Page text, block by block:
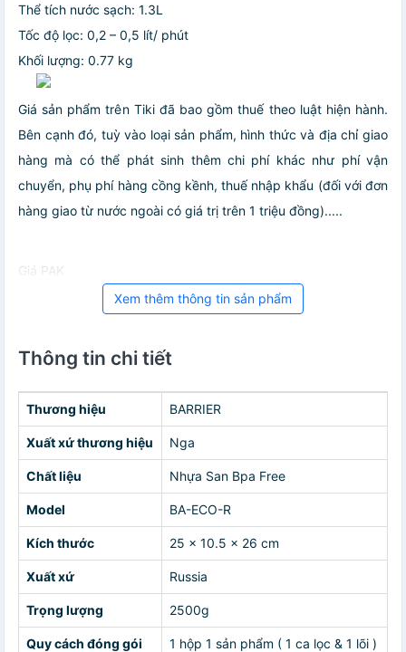
Thể tích nước sạch: 1.3L
Tốc độ lọc: 0,2 – 0,5 lít/ phút
Khối lượng: 0.77 kg
Giá sản phẩm trên Tiki đã bao gồm thuế theo luật hiện hành.
Bên cạnh đó, tuỳ vào loại sản phẩm, hình thức và địa chỉ giao
hàng mà có thể phát sinh thêm chi phí khác như phí vận
chuyển, phụ phí hàng cồng kềnh, thuế nhập khẩu (đối với đơn
hàng giao từ nước ngoài có giá trị trên 1 triệu đồng).....
Giá PAK
Xem thêm thông tin sản phẩm
Thông tin chi tiết
Thương hiệu BARRIER
Xuất xứ thương hiệu Nga
Chất liệu Nhựa San Bpa Free
Model BA-ECO-R
Kích thước 25 x 10.5 x 26 cm
Xuất xứ Russia
Trọng lượng 2500g
Quy cách đóng gói 1 hộp 1 sản phẩm ( 1 ca lọc & 1 lõi )